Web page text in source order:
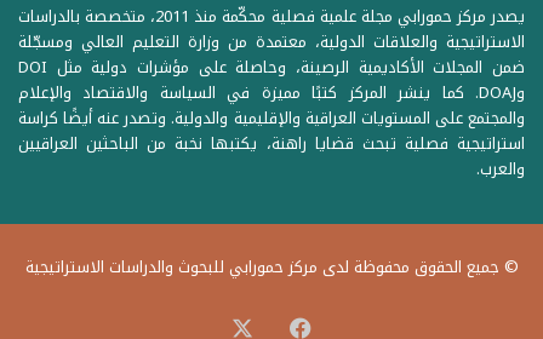
يصدر مركز حمورابي مجلة علمية فصلية محكّمة منذ 2011، متخصصة بالدراسات
الاستراتيجية والعلاقات الدولية، معتمدة من وزارة التعليم العالي ومسجّلة
ضمن المجلات الأكاديمية الرصينة، وحاصلة على مؤشرات دولية مثل DOI
وDOAJ. كما ينشر المركز كتبًا مميزة في السياسة والاقتصاد والإعلام
والمجتمع على المستويات العراقية والإقليمية والدولية. وتصدر عنه أيضًا كراسة
استراتيجية فصلية تبحث قضايا راهنة، يكتبها نخبة من الباحثين العراقيين
والعرب.
© جميع الحقوق محفوظة لدى مركز حمورابي للبحوث والدراسات الاستراتيجية
فيسبوك